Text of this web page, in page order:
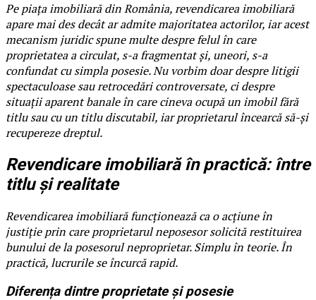
Pe piața imobiliară din România, revendicarea imobiliară
apare mai des decât ar admite majoritatea actorilor, iar acest
mecanism juridic spune multe despre felul în care
proprietatea a circulat, s-a fragmentat și, uneori, s-a
confundat cu simpla posesie. Nu vorbim doar despre litigii
spectaculoase sau retrocedări controversate, ci despre
situații aparent banale în care cineva ocupă un imobil fără
titlu sau cu un titlu discutabil, iar proprietarul încearcă să-și
recupereze dreptul.
Revendicare imobiliară în practică: între
titlu și realitate
Revendicarea imobiliară funcționează ca o acțiune în
justiție prin care proprietarul neposesor solicită restituirea
bunului de la posesorul neproprietar. Simplu în teorie. În
practică, lucrurile se încurcă rapid.
Diferența dintre proprietate și posesie